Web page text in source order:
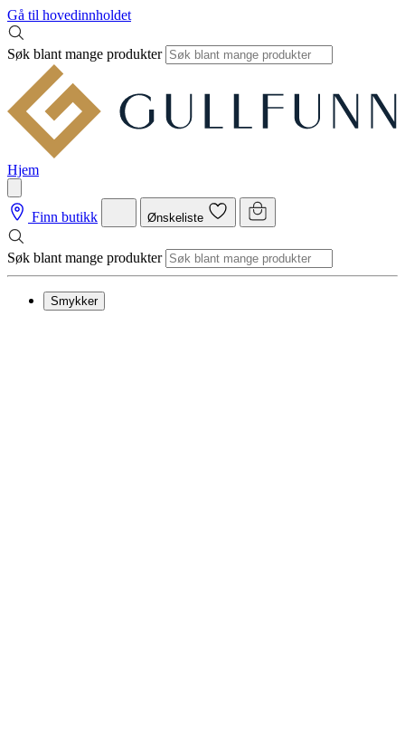
Gå til hovedinnholdet
Søk blant mange produkter
Hjem
Finn butikk Ønskeliste
Søk blant mange produkter
Smykker